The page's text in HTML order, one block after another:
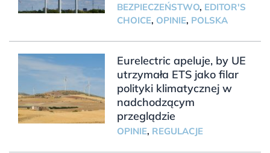
BEZPIECZEŃSTWO, EDITOR'S
CHOICE, OPINIE, POLSKA
Eurelectric apeluje, by UE
utrzymała ETS jako filar
polityki klimatycznej w
nadchodzącym
przeglądzie
OPINIE, REGULACJE